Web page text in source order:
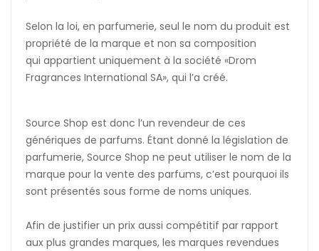
Selon la loi, en parfumerie, seul le nom du produit est
propriété de la marque et non sa composition
qui appartient uniquement à la société «Drom
Fragrances International SA», qui l’a créé.
Source Shop est donc l’un revendeur de ces
génériques de parfums. Étant donné la législation de
parfumerie, Source Shop ne peut utiliser le nom de la
marque pour la vente des parfums, c’est pourquoi ils
sont présentés sous forme de noms uniques.
Afin de justifier un prix aussi compétitif par rapport
aux plus grandes marques, les marques revendues